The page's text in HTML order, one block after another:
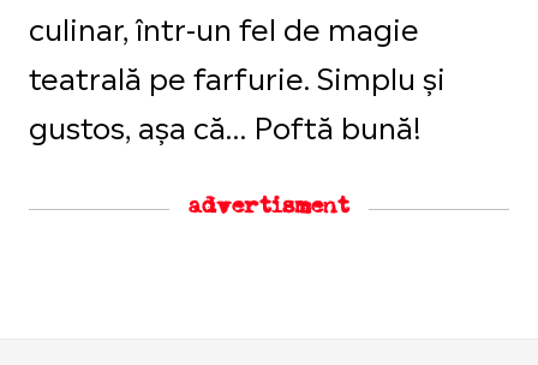
culinar, într-un fel de magie
teatrală pe farfurie. Simplu și
gustos, așa că… Poftă bună!
advertisment